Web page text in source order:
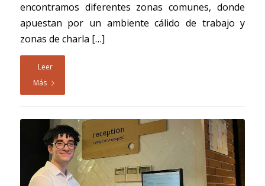
encontramos diferentes zonas comunes, donde
apuestan por un ambiente cálido de trabajo y
zonas de charla […]
Leer
Más